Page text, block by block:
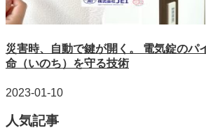
災害時、自動で鍵が開く。 電気錠のパ
命（いのち）を守る技術
2023-01-10
人気記事